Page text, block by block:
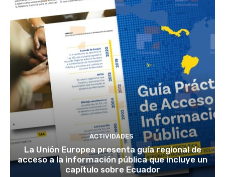
ACTIVIDADES
La Unión Europea presenta guía regional de
acceso a la información pública que incluye un
capítulo sobre Ecuador